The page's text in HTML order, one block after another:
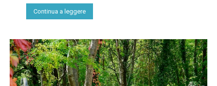
Continua a leggere